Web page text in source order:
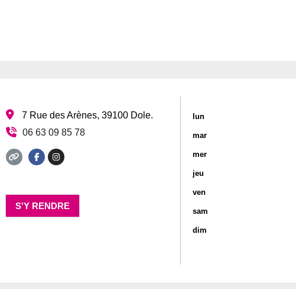
7 Rue des Arènes, 39100 Dole.
06 63 09 85 78
S'Y RENDRE
lun
mar
mer
jeu
ven
sam
dim